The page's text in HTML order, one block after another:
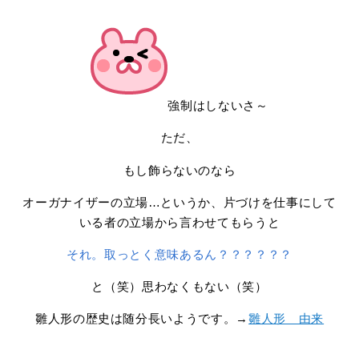
強制はしないさ～
ただ、
もし飾らないのなら
オーガナイザーの立場…というか、片づけを仕事にして
いる者の立場から言わせてもらうと
それ。取っとく意味あるん？？？？？？
と（笑）思わなくもない（笑）
雛人形の歴史は随分長いようです。→雛人形 由来